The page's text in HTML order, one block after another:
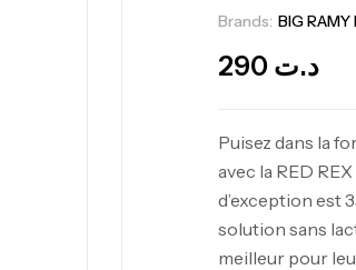
Brands: BIG RAMY
د.ت 290
Puisez dans la
avec la RED
d’exception est
solution sans
meilleur pour